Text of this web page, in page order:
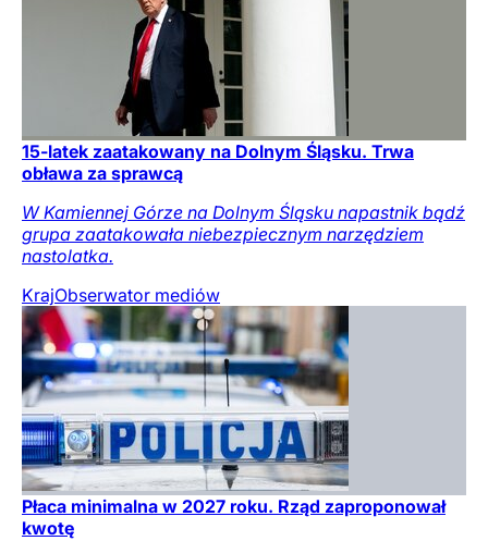
15-latek zaatakowany na Dolnym Śląsku. Trwa
obława za sprawcą
W Kamiennej Górze na Dolnym Śląsku napastnik bądź
grupa zaatakowała niebezpiecznym narzędziem
nastolatka.
KrajObserwator mediów
Płaca minimalna w 2027 roku. Rząd zaproponował
kwotę